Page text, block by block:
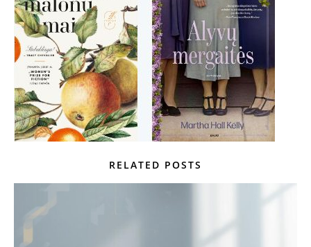
RELATED POSTS